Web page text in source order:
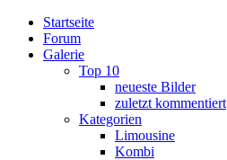
Startseite
Forum
Galerie
Top 10
neueste Bilder
zuletzt kommentiert
Kategorien
Limousine
Kombi